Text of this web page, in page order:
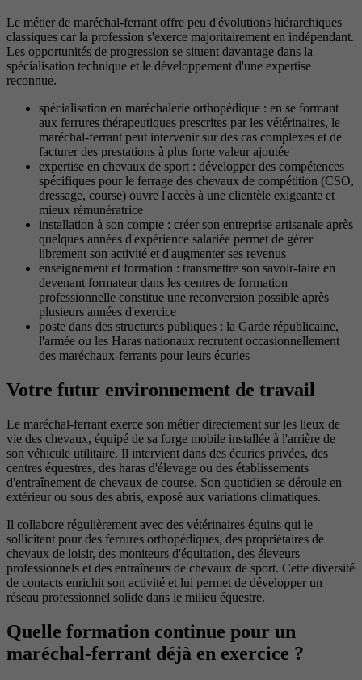
Le métier de maréchal-ferrant offre peu d'évolutions hiérarchiques
classiques car la profession s'exerce majoritairement en indépendant.
Les opportunités de progression se situent davantage dans la
spécialisation technique et le développement d'une expertise
reconnue.
spécialisation en maréchalerie orthopédique : en se formant
aux ferrures thérapeutiques prescrites par les vétérinaires, le
maréchal-ferrant peut intervenir sur des cas complexes et de
facturer des prestations à plus forte valeur ajoutée
expertise en chevaux de sport : développer des compétences
spécifiques pour le ferrage des chevaux de compétition (CSO,
dressage, course) ouvre l'accès à une clientèle exigeante et
mieux rémunératrice
installation à son compte : créer son entreprise artisanale après
quelques années d'expérience salariée permet de gérer
librement son activité et d'augmenter ses revenus
enseignement et formation : transmettre son savoir-faire en
devenant formateur dans les centres de formation
professionnelle constitue une reconversion possible après
plusieurs années d'exercice
poste dans des structures publiques : la Garde républicaine,
l'armée ou les Haras nationaux recrutent occasionnellement
des maréchaux-ferrants pour leurs écuries
Votre futur environnement de travail
Le maréchal-ferrant exerce son métier directement sur les lieux de
vie des chevaux, équipé de sa forge mobile installée à l'arrière de
son véhicule utilitaire. Il intervient dans des écuries privées, des
centres équestres, des haras d'élevage ou des établissements
d'entraînement de chevaux de course. Son quotidien se déroule en
extérieur ou sous des abris, exposé aux variations climatiques.
Il collabore régulièrement avec des vétérinaires équins qui le
sollicitent pour des ferrures orthopédiques, des propriétaires de
chevaux de loisir, des moniteurs d'équitation, des éleveurs
professionnels et des entraîneurs de chevaux de sport. Cette diversité
de contacts enrichit son activité et lui permet de développer un
réseau professionnel solide dans le milieu équestre.
Quelle formation continue pour un
maréchal-ferrant déjà en exercice ?